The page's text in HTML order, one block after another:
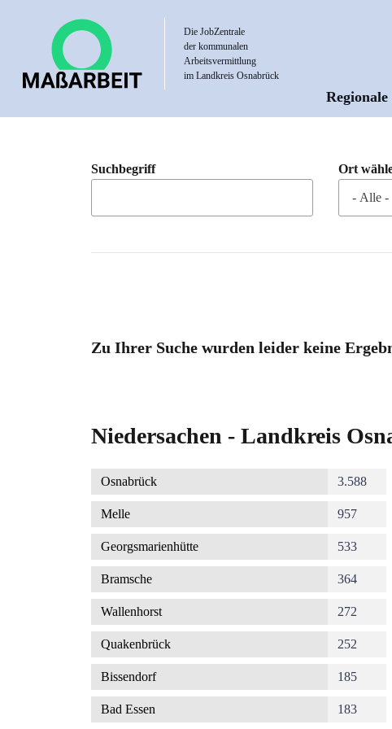
Die JobZentrale
der kommunalen
Arbeitsvermittlung
im Landkreis Osnabrück
Regionale
Suchbegriff Ort
Zu Ihrer Suche wurden leider keine
Niedersachen - Landkreis
Osnabrück 3.588
Melle 957
Georgsmarienhütte 533
Bramsche 364
Wallenhorst 272
Quakenbrück 252
Bissendorf 185
Bad Essen 183